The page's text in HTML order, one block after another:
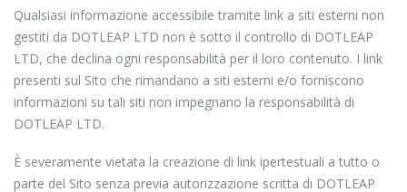
Qualsiasi informazione accessibile tramite link a siti esterni non
gestiti da DOTLEAP LTD non è sotto il controllo di DOTLEAP
LTD, che declina ogni responsabilità per il loro contenuto. I link
presenti sul Sito che rimandano a siti esterni e/o forniscono
informazioni su tali siti non impegnano la responsabilità di
DOTLEAP LTD.
È severamente vietata la creazione di link ipertestuali a tutto o
parte del Sito senza previa autorizzazione scritta di DOTLEAP